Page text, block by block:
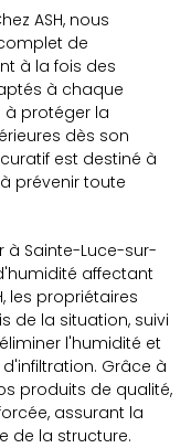
ASH, nous
de
à la fois des
à chaque
à protéger la
dès son
est destiné à
prévenir toute
à Sainte-Luce-sur-
affectant
les propriétaires
de la situation, suivi
l'humidité et
Grâce à
produits de qualité,
assurant la
de la structure.